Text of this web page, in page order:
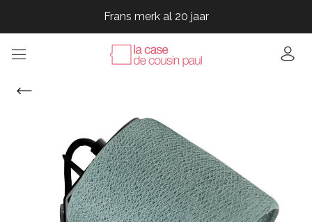
Frans merk al 20 jaar
Frans merk al 20 jaar
Frans merk al 20 jaar